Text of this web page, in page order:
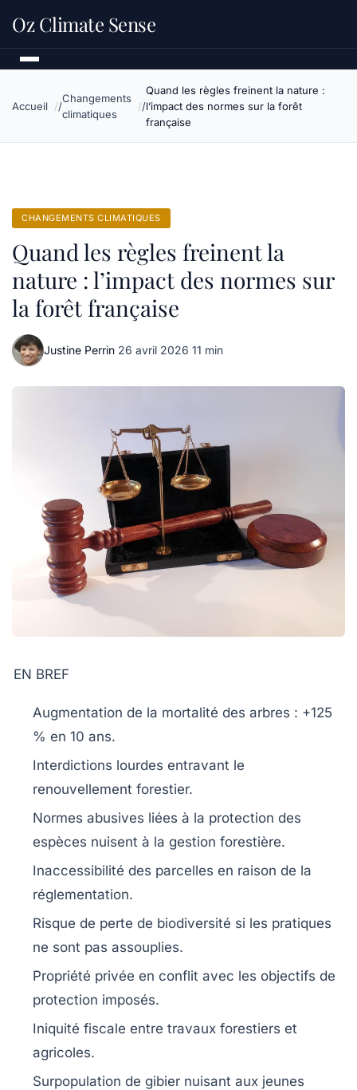
Oz Climate Sense
Accueil
Changements
climatiques
Quand les règles freinent la nature :
l’impact des normes sur la forêt
française
CHANGEMENTS CLIMATIQUES
Quand les règles freinent la
nature : l’impact des normes sur
la forêt française
Justine Perrin·26 avril 2026·11 min
EN BREF
Augmentation de la mortalité des arbres : +125
% en 10 ans.
Interdictions lourdes entravant le
renouvellement forestier.
Normes abusives liées à la protection des
espèces nuisent à la gestion forestière.
Inaccessibilité des parcelles en raison de la
réglementation.
Risque de perte de biodiversité si les pratiques
ne sont pas assouplies.
Propriété privée en conflit avec les objectifs de
protection imposés.
Iniquité fiscale entre travaux forestiers et
agricoles.
Surpopulation de gibier nuisant aux jeunes